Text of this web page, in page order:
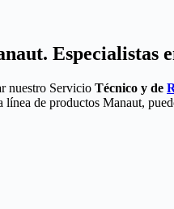
Especialistas
nuestro Servicio Técnico y de
de productos Manaut,